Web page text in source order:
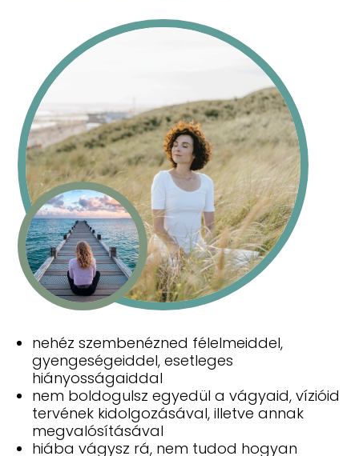
nehéz szembenézned félelmeiddel,
gyengeségeiddel, esetleges
hiányosságaiddal
nem boldogulsz egyedül a vágyaid, vízióid
tervének kidolgozásával, illetve annak
megvalósításával
hiába vágysz rá, nem tudod hogyan